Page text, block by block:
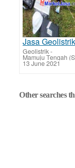
Geolistrik-
13 June 2021
Other searches